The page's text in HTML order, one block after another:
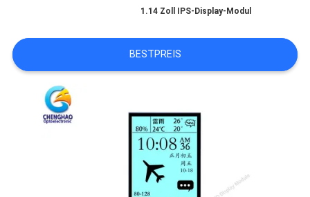
POLICY
1.14 Zoll IPS-Display-Modul
BESTPREIS